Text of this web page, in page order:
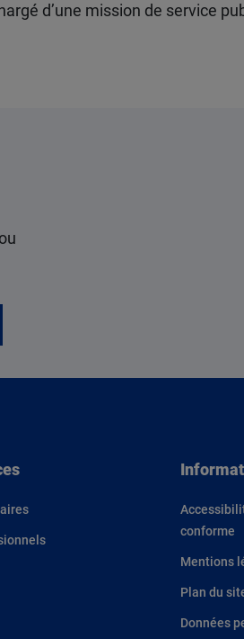
d’une mission de service
conforme
Mentions
Plan du
Données